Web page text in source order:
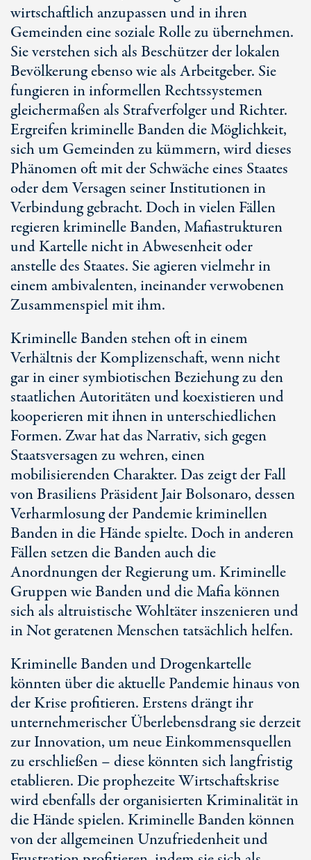
wirtschaftlich anzupassen und in ihren
Gemeinden eine soziale Rolle zu übernehmen.
Sie verstehen sich als Beschützer der lokalen
Bevölkerung ebenso wie als Arbeitgeber. Sie
fungieren in informellen Rechtssystemen
gleichermaßen als Strafverfolger und Richter.
Ergreifen kriminelle Banden die Möglichkeit,
sich um Gemeinden zu kümmern, wird dieses
Phänomen oft mit der Schwäche eines Staates
oder dem Versagen seiner Institutionen in
Verbindung gebracht. Doch in vielen Fällen
regieren kriminelle Banden, Mafiastrukturen
und Kartelle nicht in Abwesenheit oder
anstelle des Staates. Sie agieren vielmehr in
einem ambivalenten, ineinander verwobenen
Zusammenspiel mit ihm.
Kriminelle Banden stehen oft in einem
Verhältnis der Komplizenschaft, wenn nicht
gar in einer symbiotischen Beziehung zu den
staatlichen Autoritäten und koexistieren und
kooperieren mit ihnen in unterschiedlichen
Formen. Zwar hat das Narrativ, sich gegen
Staatsversagen zu wehren, einen
mobilisierenden Charakter. Das zeigt der Fall
von Brasiliens Präsident Jair Bolsonaro, dessen
Verharmlosung der Pandemie kriminellen
Banden in die Hände spielte. Doch in anderen
Fällen setzen die Banden auch die
Anordnungen der Regierung um. Kriminelle
Gruppen wie Banden und die Mafia können
sich als altruistische Wohltäter inszenieren und
in Not geratenen Menschen tatsächlich helfen.
Kriminelle Banden und Drogenkartelle
könnten über die aktuelle Pandemie hinaus von
der Krise profitieren. Erstens drängt ihr
unternehmerischer Überlebensdrang sie derzeit
zur Innovation, um neue Einkommensquellen
zu erschließen – diese könnten sich langfristig
etablieren. Die prophezeite Wirtschaftskrise
wird ebenfalls der organisierten Kriminalität in
die Hände spielen. Kriminelle Banden können
von der allgemeinen Unzufriedenheit und